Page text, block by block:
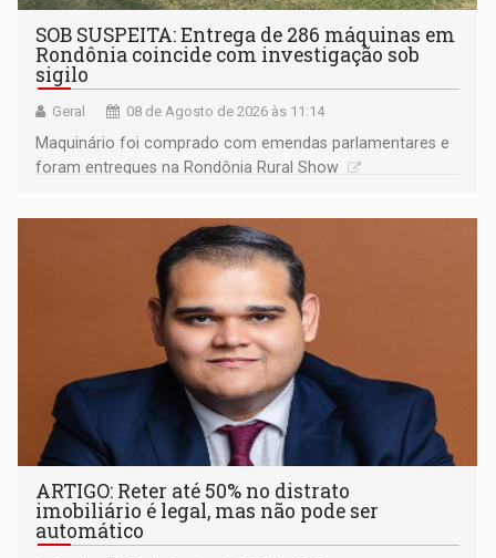
SOB SUSPEITA: Entrega de 286 máquinas em
Rondônia coincide com investigação sob
sigilo
Geral 08 de Agosto de 2026 às 11:14
Maquinário foi comprado com emendas parlamentares e
foram entregues na Rondônia Rural Show
ARTIGO: Reter até 50% no distrato
imobiliário é legal, mas não pode ser
automático